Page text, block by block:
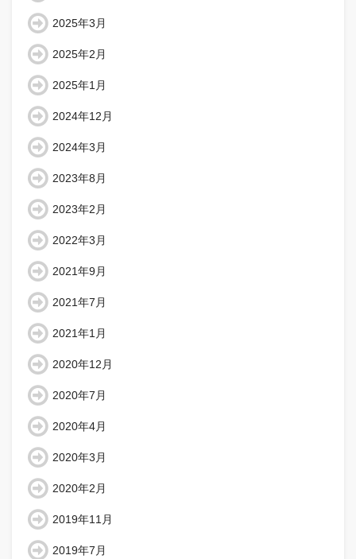
2025年3月
2025年2月
2025年1月
2024年12月
2024年3月
2023年8月
2023年2月
2022年3月
2021年9月
2021年7月
2021年1月
2020年12月
2020年7月
2020年4月
2020年3月
2020年2月
2019年11月
2019年7月